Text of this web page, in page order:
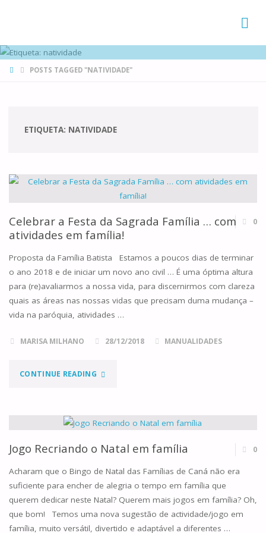
HOMEPOSTS TAGGED "NATIVIDADE"
ETIQUETA: NATIVIDADE
Celebrar a Festa da Sagrada Família … com
atividades em família!
0
Proposta da Família Batista Estamos a poucos dias de terminar
o ano 2018 e de iniciar um novo ano civil … É uma óptima altura
para (re)avaliarmos a nossa vida, para discernirmos com clareza
quais as áreas nas nossas vidas que precisam duma mudança –
vida na paróquia, atividades …
MARISA MILHANO 28/12/2018 MANUALIDADES
CONTINUE READING"CELEBRAR
FESTA
DA
SAGRADA
FAMÍLIA
…
Jogo Recriando o Natal em família 0
Acharam que o Bingo de Natal das Famílias de Caná não era
suficiente para encher de alegria o tempo em família que
querem dedicar neste Natal? Querem mais jogos em família? Oh,
que bom! Temos uma nova sugestão de actividade/jogo em
família, muito versátil, divertido e adaptável a diferentes …